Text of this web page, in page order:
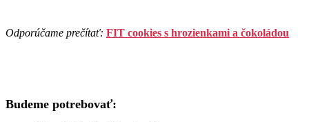
Odporúčame prečítať: FIT cookies s hrozienkami a čokoládou
Budeme potrebovať: